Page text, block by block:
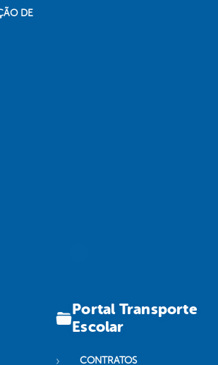
DE
Portal Transporte
Escolar
CONTRATOS